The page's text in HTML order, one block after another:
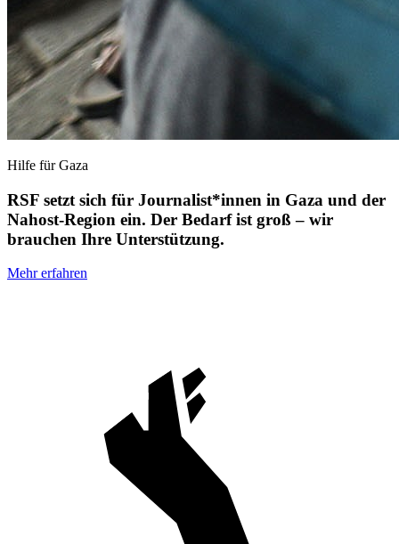
Hilfe für Gaza
RSF setzt sich für Journalist*innen in Gaza und der
Nahost-Region ein. Der Bedarf ist groß – wir
brauchen Ihre Unterstützung.
Mehr erfahren